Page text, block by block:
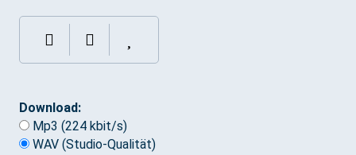
Download:
Mp3 (224 kbit/s)
WAV (Studio-Qualität)